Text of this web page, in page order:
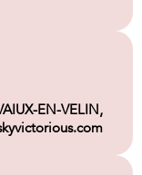
EN-VELIN,